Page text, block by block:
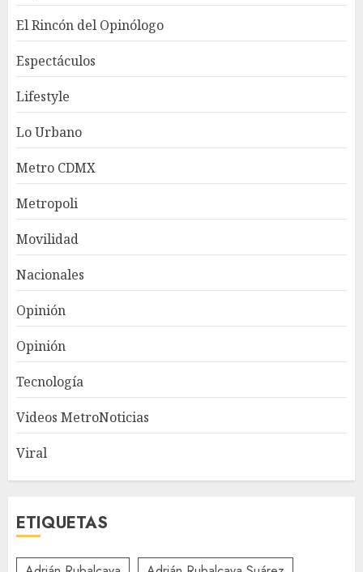
El Rincón del Opinólogo
Espectáculos
Lifestyle
Lo Urbano
Metro CDMX
Metropoli
Movilidad
Nacionales
Opinión
Opinión
Tecnología
Videos MetroNoticias
Viral
ETIQUETAS